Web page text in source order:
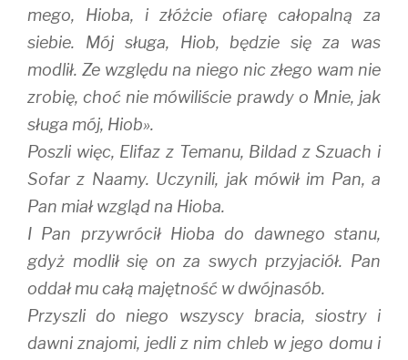
mego, Hioba, i złóżcie ofiarę całopalną za
siebie. Mój sługa, Hiob, będzie się za was
modlił. Ze względu na niego nic złego wam nie
zrobię, choć nie mówiliście prawdy o Mnie, jak
sługa mój, Hiob».
Poszli więc, Elifaz z Temanu, Bildad z Szuach i
Sofar z Naamy. Uczynili, jak mówił im Pan, a
Pan miał wzgląd na Hioba.
I Pan przywrócił Hioba do dawnego stanu,
gdyż modlił się on za swych przyjaciół. Pan
oddał mu całą majętność w dwójnasób.
Przyszli do niego wszyscy bracia, siostry i
dawni znajomi, jedli z nim chleb w jego domu i